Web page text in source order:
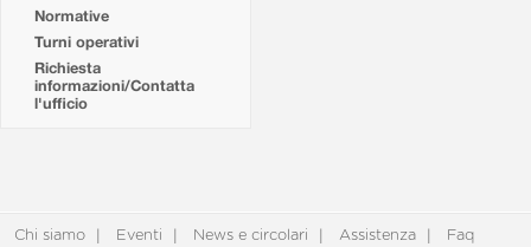
Normative
Turni operativi
Richiesta
informazioni/Contatta
l'ufficio
Chi siamo Eventi News e circolari Assistenza Faq